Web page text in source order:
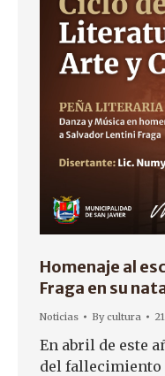
Homenaje al
Fraga en su
Noticias Bycultura
En abril de este
del fallecimiento